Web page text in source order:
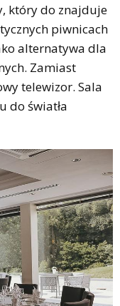
który do znajduje
piwnicach
alternatywa dla
Zamiast
telewizor. Sala
do światła